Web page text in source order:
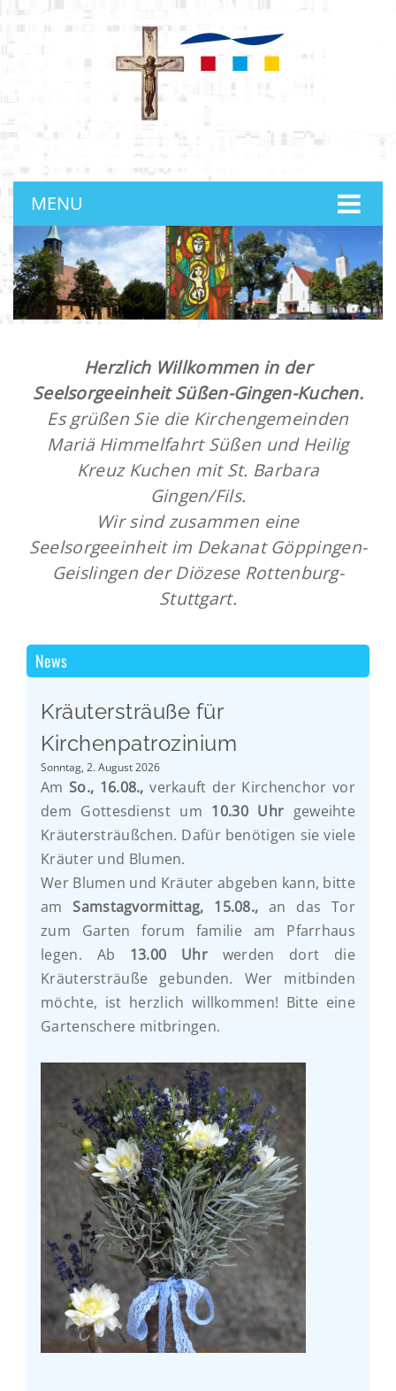
anmelden
MENU
Herzlich Willkommen in der
Seelsorgeeinheit Süßen-Gingen-Kuchen.
Es grüßen Sie die Kirchengemeinden
Mariä Himmelfahrt Süßen und Heilig
Kreuz Kuchen mit St. Barbara
Gingen/Fils.
Wir sind zusammen eine
Seelsorgeeinheit im Dekanat Göppingen-
Geislingen der Diözese Rottenburg-
Stuttgart.
News
Kräutersträuße für
Kirchenpatrozinium
Sonntag, 2. August 2026
AmSo., 16.08.,verkauft der Kirchenchor vor
dem Gottesdienst um 10.30 Uhr geweihte
Kräutersträußchen. Dafür benötigen sie viele
Kräuter und Blumen.
Wer Blumen und Kräuter abgeben kann, bitte
amSamstagvormittag, 15.08.,an das Tor
zum Garten forum familie am Pfarrhaus
legen. Ab 13.00 Uhrwerden dort die
Kräutersträuße gebunden. Wer mitbinden
möchte, ist herzlich willkommen! Bitte eine
Gartenschere mitbringen.